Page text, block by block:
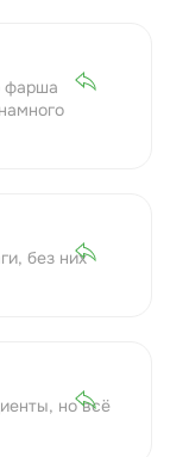
фарша
без них
но всё